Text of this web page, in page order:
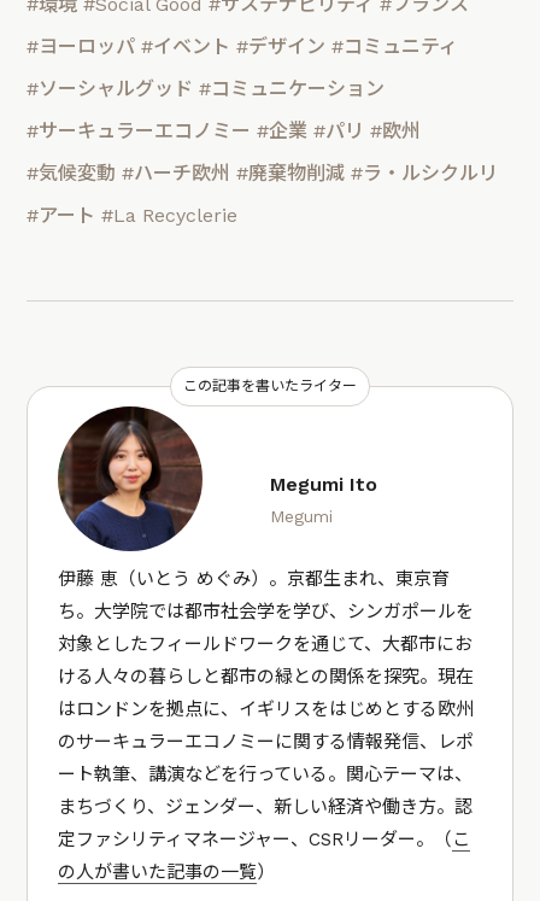
#ヨーロッパ #イベント #デザイン #コミュニティ
#ソーシャルグッド #コミュニケーション
#サーキュラーエコノミー #企業 #パリ #欧州
#気候変動 #ハーチ欧州 #廃棄物削減 #ラ・ルシクルリ
#アート #La Recyclerie
この記事を書いたライター
Megumi Ito
Megumi
伊藤 恵（いとう めぐみ）。京都生まれ、東京育
ち。大学院では都市社会学を学び、シンガポールを
対象としたフィールドワークを通じて、大都市にお
ける人々の暮らしと都市の緑との関係を探究。現在
はロンドンを拠点に、イギリスをはじめとする欧州
のサーキュラーエコノミーに関する情報発信、レポ
ート執筆、講演などを行っている。関心テーマは、
まちづくり、ジェンダー、新しい経済や働き方。認
定ファシリティマネージャー、CSRリーダー。（こ
の人が書いた記事の一覧）